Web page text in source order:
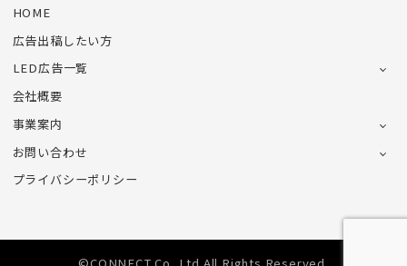
HOME
広告出稿したい方
LED広告一覧
会社概要
事業案内
お問い合わせ
プライバシーポリシー